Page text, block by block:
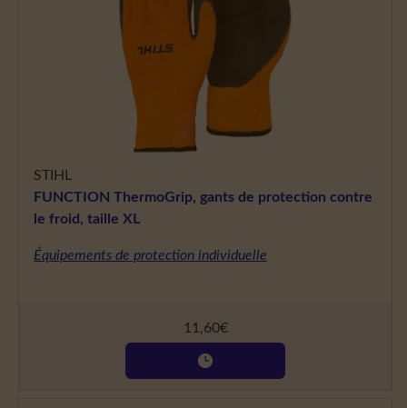
STIHL
FUNCTION ThermoGrip, gants de protection contre
le froid, taille XL
Équipements de protection individuelle
11,60€